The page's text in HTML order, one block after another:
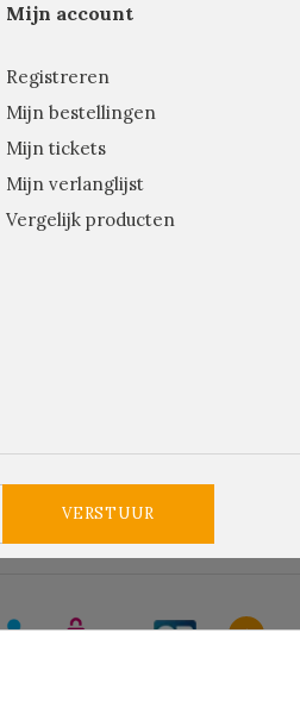
Mijn account
Registreren
Mijn bestellingen
Mijn tickets
Mijn verlanglijst
Vergelijk producten
VERSTUUR